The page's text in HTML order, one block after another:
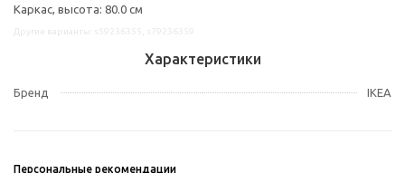
Каркас, высота: 80.0 см
Характеристики
Бренд IKEA
Персональные рекомендации